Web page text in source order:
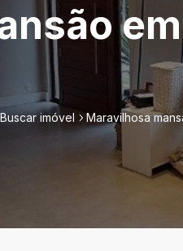
Buscar imóvel Maravilhosa